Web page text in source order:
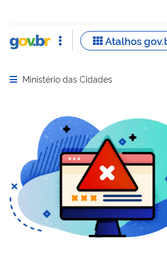
Abrir menu principal de navegação
Ministério das Cidades